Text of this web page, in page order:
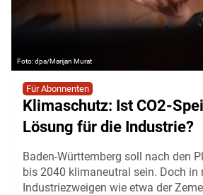
dpa/Marijan Murat
Für Abonnenten
Klimaschutz: Ist CO2-
Lösung für die Industrie?
Baden-Württemberg soll nach den
bis 2040 klimaneutral sein. Doch in
Industriezweigen wie etwa der